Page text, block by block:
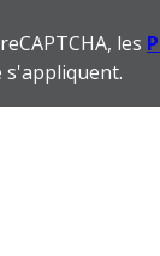
les
s'appliquent.